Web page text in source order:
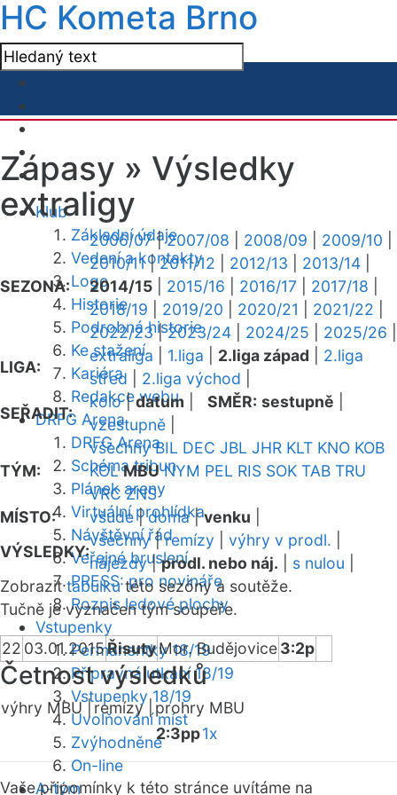
HC Kometa Brno
Klub
Základní údaje
Vedení a kontakty
Logo
Historie
Podrobná historie
Ke stažení
Kariéra
Redakce webu
DRFG Arena
DRFG Arena
Schéma tribun
Plánek areny
Virtuální prohlídka
Návštěvní řád
Veřejné bruslení
PRESS: pro novináře
Rozpis ledové plochy
Vstupenky
Permanentky 18/19
Přípravná utkání 18/19
Vstupenky 18/19
Uvolňování míst
Zvýhodněné
On-line
A-tým
Zápasy » Výsledky
extraligy
SEZONA:
2006/07|2007/08 2008/09 2009/10
2010/11|2011/12 2012/13 2013/14
2014/15
2015/16 2016/17 2017/18
2018/19
2019/20 2020/21 2021/22
2022/23|2023/24 2024/25 2025/26
LIGA:
extraliga 1.liga 2.liga západ
2.liga
střed
2.liga východ
SEŘADIT:
kolo|datum SMĚR: sestupně
vzestupně
TÝM:
všechny BIL DEC JBL JHR KLT KNO KOB
KOL MBU NYM PEL RIS SOK TAB TRU
VRC ZNS
MÍSTO:
všude|doma|venku
VÝSLEDKY:
všechny|remízy výhry v prodl.
nájezdy|prodl. nebo náj. s nulou
Zobrazittabulkutéto sezóny a soutěže.
Tučně je vyznačen tým soupeře.
22 03.01.2015ŘisutyMor. Budějovice3:2p
Četnost výsledků
výhry MBU |remízy |
prohry MBU
2:3pp1x
Vaše připomínky k této stránce uvítáme na